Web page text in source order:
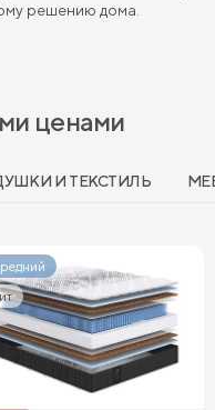
180х200 см
200х200 см
80 см шириной
решению дома.
ценами
И ТЕКСТИЛЬ